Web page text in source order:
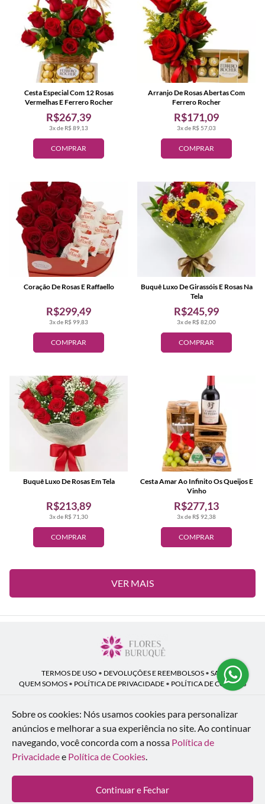
COMPRAR
3x de R$ 89,13
R$267,39
Cesta Especial Com 12 Rosas
Vermelhas E Ferrero Rocher
COMPRAR
3x de R$ 57,03
R$171,09
Arranjo De Rosas Abertas Com
Ferrero Rocher
COMPRAR
3x de R$ 99,83
R$299,49
Coração De Rosas E Raffaello
COMPRAR
3x de R$ 82,00
R$245,99
Buquê Luxo De Girassóis E Rosas Na
Tela
COMPRAR
3x de R$ 71,30
R$213,89
Buquê Luxo De Rosas Em Tela
COMPRAR
3x de R$ 92,38
R$277,13
Cesta Amar Ao Infinito Os Queijos E
Vinho
VER MAIS
TERMOS DE USO • DEVOLUÇÕES E REEMBOLSOS • SAC
QUEM SOMOS • POLÍTICA DE PRIVACIDADE • POLÍTICA DE COOKIES
Flores Buruquê | CNPJ: 53.136.758/0001-18
Rua Coronel João Guilherme Guimarães, 1640 - Bom Retiro - Curitiba - PR -
80520-280
WhatsApp: (41) 98154-876| Telefone: (41) 9 9815-4876
© 2024-2026 - Todos os direitos reservados - Desenvolvido por
Inteligentes
Sobre os cookies: Nós usamos cookies para personalizar
anúncios e melhorar a sua experiência no site.Ao continuar
navegando, você concorda com a nossa Política de
Privacidadee Política de Cookies.
Continuar e Fechar